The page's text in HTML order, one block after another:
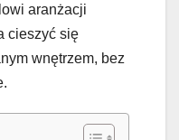
aranżacji
cieszyć się
wnętrzem, bez